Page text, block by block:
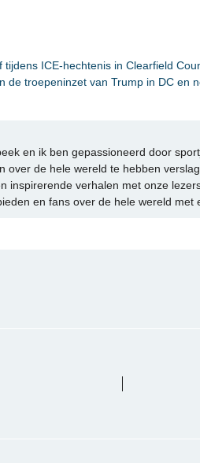
ICE-hechtenis in Clearfield
de troepeninzet van Trump in DC en
en ik ben gepassioneerd door
over de hele wereld te hebben
inspirerende verhalen met onze
en fans over de hele wereld met